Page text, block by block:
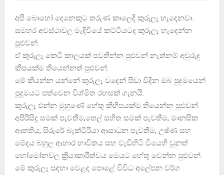
අපි බොහෝ දෙනෙකුට තරුණ කාලෙදි කුරුලෑ හැදෙනවා.
සමහර අවස්ථාවල මැදිවියේ කට්ටියටද කුරුලෑ හැදෙන්න
පුළුවන්.
ඒ කුරුලෑ කෙටි කාලයක් පවතින්න පුළුවන් නැත්නම් අවුරුදු
කීපයක්ම තියෙන්නත් පුළුවන්.
මේ කියන්න යන්නේ කුරුලෑ වදෙන් පීඩා විදින ඔබ පුදුමයෙන්
පුදුමයට පත්වෙන විශ්මිත රහසක් ගැනයි.
කුරුලෑ එන්න මුහුණේ හේතු කිහිපයක්ම තියෙන්න පුළුවන්.
අපිරිසිදු සමක් පැවතීම,තෙල් සහිත සමක් පැවතීම, මානසික
ආතතිය, සිරුරේ බැක්ටීරියා ආසාධන පැවතීම, උෂ්ණ සහ
මේදය බහුල ආහාර භාවිතය සහ වැඩිහිටි වියෙහි වුනත්
හෝමෝනවල ක්‍රියාකාරීත්වය මෙයට හේතු වෙන්න පුළුවන්.
මේ කුරුලෑ සඳහා වෙළද පොළේ විවිධ අලේපන වර්ග